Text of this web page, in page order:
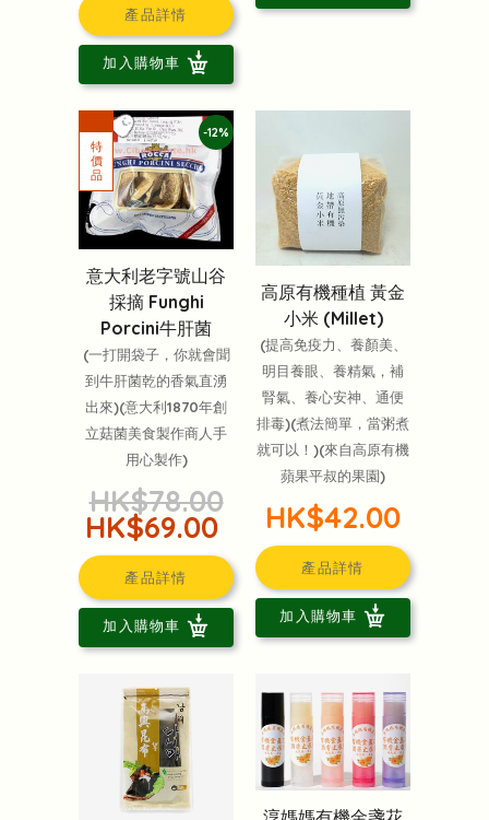
產品詳情
加入購物車
-12%
意大利老字號山谷
採摘 Funghi
Porcini牛肝菌
(一打開袋子，你就會聞
到牛肝菌乾的香氣直湧
出來)(意大利1870年創
立菇菌美食製作商人手
用心製作)
HK$78.00
HK$69.00
產品詳情
加入購物車
高原有機種植 黃金
小米 (Millet)
(提高免疫力、養顏美、
明目養眼、養精氣，補
腎氣、養心安神、通便
排毒)(煮法簡單，當粥煮
就可以！)(來自高原有機
蘋果平叔的果園)
HK$42.00
產品詳情
加入購物車